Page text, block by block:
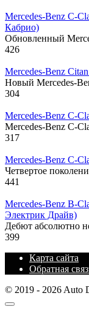
Mercedes-Benz C-
Кабрио)
Обновленный
426
Mercedes-Benz
Новый Mercedes-
304
Mercedes-Benz C-
Mercedes-Benz C-
317
Mercedes-Benz C-
Четвертое
441
Mercedes-Benz B-
Электрик Драйв)
Дебют абсолютно
399
Карта сайта
Обратная
© 2019 - 2026 Auto